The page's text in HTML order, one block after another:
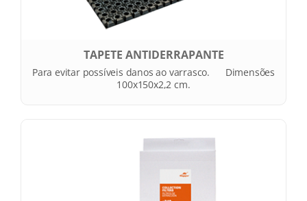
TAPETE ANTIDERRAPANTE
Para evitar possíveis danos ao varrasco. Dimensões
100x150x2,2 cm.